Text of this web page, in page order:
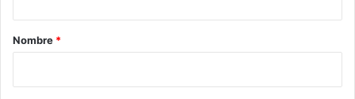
rNombre *